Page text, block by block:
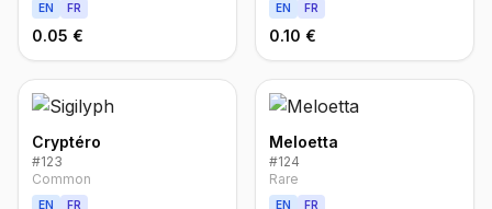
EN FR
0.05 €
EN FR
0.10 €
Cryptéro
#123
Common
EN FR
Meloetta
#124
Rare
EN FR